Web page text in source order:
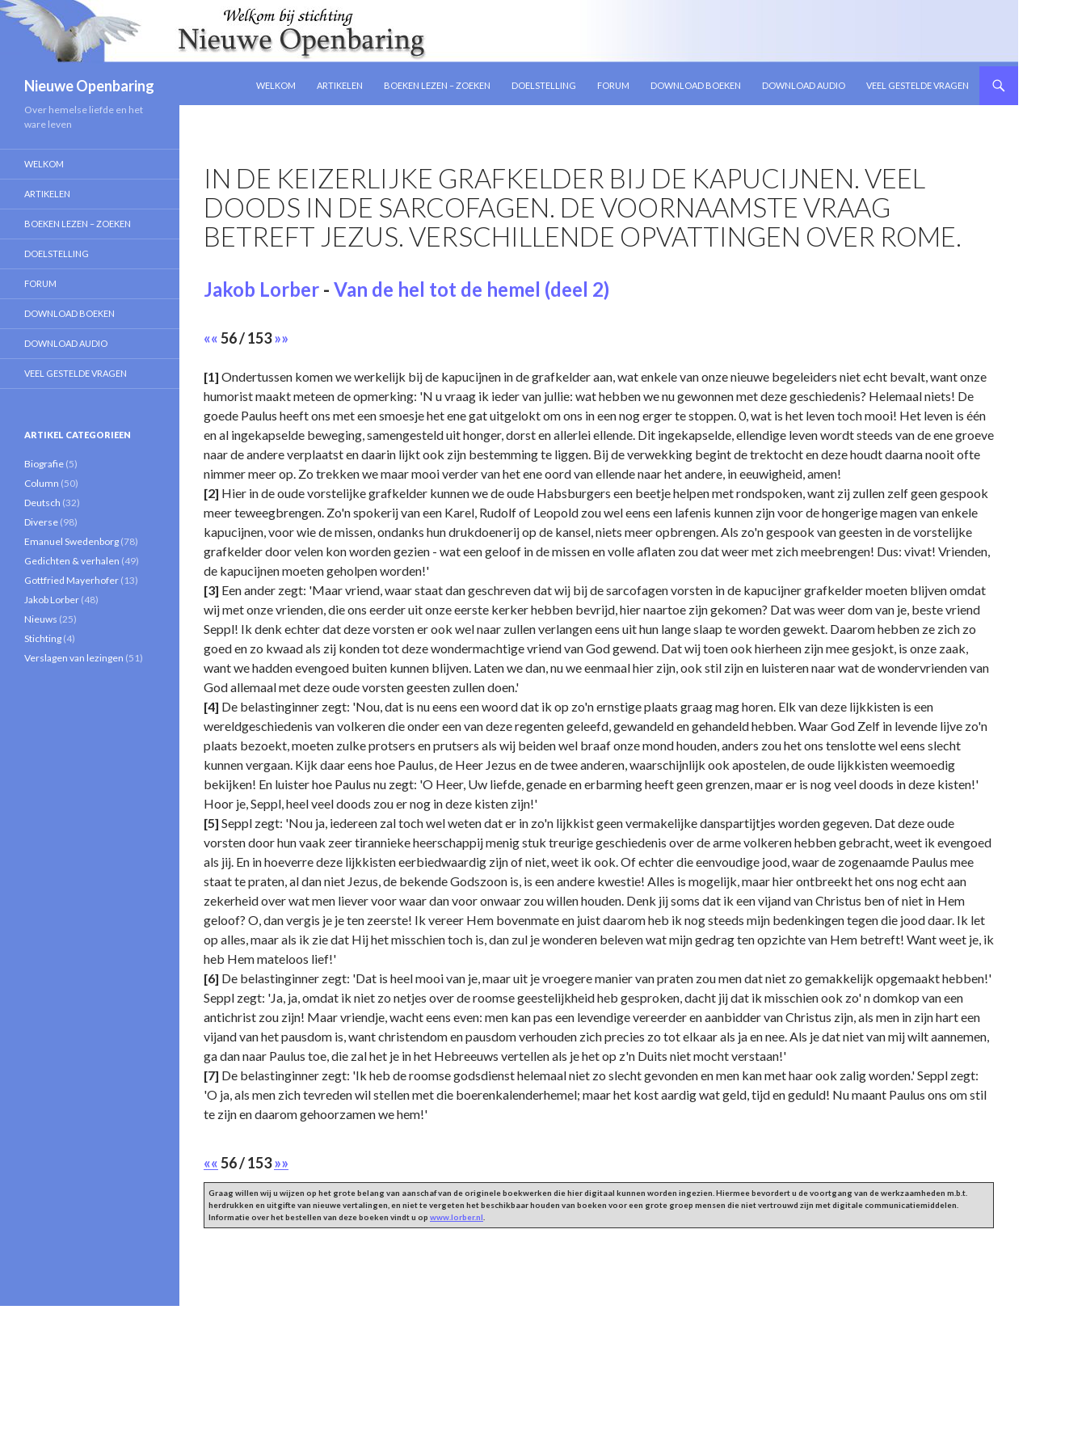
Nieuwe Openbaring
WELKOM
ARTIKELEN BOEKEN LEZEN – ZOEKEN DOELSTELLING FORUM DOWNLOAD BOEKEN DOWNLOAD AUDIO VEEL GESTELDE VRAGEN
IN DE KEIZERLIJKE GRAFKELDER BIJ DE KAPUCIJNEN. VEEL
DOODS IN DE SARCOFAGEN. DE VOORNAAMSTE VRAAG
BETREFT JEZUS. VERSCHILLENDE OPVATTINGEN OVER ROME.
Jakob Lorber - Van de hel tot de hemel (deel 2)
««56 / 153»»
[1] Ondertussen komen we werkelijk bij de kapucijnen in de grafkelder aan, wat enkele van onze nieuwe begeleiders niet echt bevalt, want onze
humorist maakt meteen de opmerking: 'N u vraag ik ieder van jullie: wat hebben we nu gewonnen met deze geschiedenis? Helemaal niets! De
goede Paulus heeft ons met een smoesje het ene gat uitgelokt om ons in een nog erger te stoppen. 0, wat is het leven toch mooi! Het leven is één
en al ingekapselde beweging, samengesteld uit honger, dorst en allerlei ellende. Dit ingekapselde, ellendige leven wordt steeds van de ene groeve
naar de andere verplaatst en daarin lijkt ook zijn bestemming te liggen. Bij de verwekking begint de trektocht en deze houdt daarna nooit ofte
nimmer meer op. Zo trekken we maar mooi verder van het ene oord van ellende naar het andere, in eeuwigheid, amen!
[2] Hier in de oude vorstelijke grafkelder kunnen we de oude Habsburgers een beetje helpen met rondspoken, want zij zullen zelf geen gespook
meer teweegbrengen. Zo'n spokerij van een Karel, Rudolf of Leopold zou wel eens een lafenis kunnen zijn voor de hongerige magen van enkele
kapucijnen, voor wie de missen, ondanks hun drukdoenerij op de kansel, niets meer opbrengen. Als zo'n gespook van geesten in de vorstelijke
grafkelder door velen kon worden gezien - wat een geloof in de missen en volle aflaten zou dat weer met zich meebrengen! Dus: vivat! Vrienden,
de kapucijnen moeten geholpen worden!'
[3] Een ander zegt: 'Maar vriend, waar staat dan geschreven dat wij bij de sarcofagen vorsten in de kapucijner grafkelder moeten blijven omdat
wij met onze vrienden, die ons eerder uit onze eerste kerker hebben bevrijd, hier naartoe zijn gekomen? Dat was weer dom van je, beste vriend
Seppl! Ik denk echter dat deze vorsten er ook wel naar zullen verlangen eens uit hun lange slaap te worden gewekt. Daarom hebben ze zich zo
goed en zo kwaad als zij konden tot deze wondermachtige vriend van God gewend. Dat wij toen ook hierheen zijn mee gesjokt, is onze zaak,
want we hadden evengoed buiten kunnen blijven. Laten we dan, nu we eenmaal hier zijn, ook stil zijn en luisteren naar wat de wondervrienden van
God allemaal met deze oude vorsten geesten zullen doen.'
[4] De belastinginner zegt: 'Nou, dat is nu eens een woord dat ik op zo'n ernstige plaats graag mag horen. Elk van deze lijkkisten is een
wereldgeschiedenis van volkeren die onder een van deze regenten geleefd, gewandeld en gehandeld hebben. Waar God Zelf in levende lijve zo'n
plaats bezoekt, moeten zulke protsers en prutsers als wij beiden wel braaf onze mond houden, anders zou het ons tenslotte wel eens slecht
kunnen vergaan. Kijk daar eens hoe Paulus, de Heer Jezus en de twee anderen, waarschijnlijk ook apostelen, de oude lijkkisten weemoedig
bekijken! En luister hoe Paulus nu zegt: 'O Heer, Uw liefde, genade en erbarming heeft geen grenzen, maar er is nog veel doods in deze kisten!'
Hoor je, Seppl, heel veel doods zou er nog in deze kisten zijn!'
[5] Seppl zegt: 'Nou ja, iedereen zal toch wel weten dat er in zo'n lijkkist geen vermakelijke danspartijtjes worden gegeven. Dat deze oude
vorsten door hun vaak zeer tirannieke heerschappij menig stuk treurige geschiedenis over de arme volkeren hebben gebracht, weet ik evengoed
als jij. En in hoeverre deze lijkkisten eerbiedwaardig zijn of niet, weet ik ook. Of echter die eenvoudige jood, waar de zogenaamde Paulus mee
staat te praten, al dan niet Jezus, de bekende Godszoon is, is een andere kwestie! Alles is mogelijk, maar hier ontbreekt het ons nog echt aan
zekerheid over wat men liever voor waar dan voor onwaar zou willen houden. Denk jij soms dat ik een vijand van Christus ben of niet in Hem
geloof? O, dan vergis je je ten zeerste! Ik vereer Hem bovenmate en juist daarom heb ik nog steeds mijn bedenkingen tegen die jood daar. Ik let
op alles, maar als ik zie dat Hij het misschien toch is, dan zul je wonderen beleven wat mijn gedrag ten opzichte van Hem betreft! Want weet je, ik
heb Hem mateloos lief!'
[6] De belastinginner zegt: 'Dat is heel mooi van je, maar uit je vroegere manier van praten zou men dat niet zo gemakkelijk opgemaakt hebben!'
Seppl zegt: 'Ja, ja, omdat ik niet zo netjes over de roomse geestelijkheid heb gesproken, dacht jij dat ik misschien ook zo' n domkop van een
antichrist zou zijn! Maar vriendje, wacht eens even: men kan pas een levendige vereerder en aanbidder van Christus zijn, als men in zijn hart een
vijand van het pausdom is, want christendom en pausdom verhouden zich precies zo tot elkaar als ja en nee. Als je dat niet van mij wilt aannemen,
ga dan naar Paulus toe, die zal het je in het Hebreeuws vertellen als je het op z'n Duits niet mocht verstaan!'
[7] De belastinginner zegt: 'Ik heb de roomse godsdienst helemaal niet zo slecht gevonden en men kan met haar ook zalig worden.' Seppl zegt:
'O ja, als men zich tevreden wil stellen met die boerenkalenderhemel; maar het kost aardig wat geld, tijd en geduld! Nu maant Paulus ons om stil
te zijn en daarom gehoorzamen we hem!'
««56 / 153»»
Graag willen wij u wijzen op het grote belang van aanschaf van de originele boekwerken die hier digitaal kunnen worden ingezien. Hiermee bevordert u de voortgang van de werkzaamheden m.b.t.
herdrukken en uitgifte van nieuwe vertalingen, en niet te vergeten het beschikbaar houden van boeken voor een grote groep mensen die niet vertrouwd zijn met digitale communicatiemiddelen.
Informatie over het bestellen van deze boeken vindt u op www.lorber.nl
Over hemelse liefde en het
ware leven
WELKOM
ARTIKELEN
BOEKEN LEZEN – ZOEKEN
DOELSTELLING
FORUM
DOWNLOAD BOEKEN
DOWNLOAD AUDIO
VEEL GESTELDE VRAGEN
ARTIKEL CATEGORIEEN
Biografie (5)
Column (50)
Deutsch (32)
Diverse (98)
Emanuel Swedenborg (78)
Gedichten & verhalen (49)
Gottfried Mayerhofer (13)
Jakob Lorber (48)
Nieuws (25)
Stichting (4)
Verslagen van lezingen (51)